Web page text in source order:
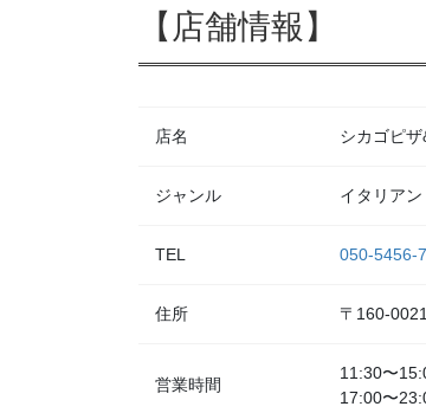
【店舗情報】
店名 シカゴピ
ジャンル イタリアン
TEL 050-5456-
住所 〒160-
営業時間
11:30〜
17:00〜